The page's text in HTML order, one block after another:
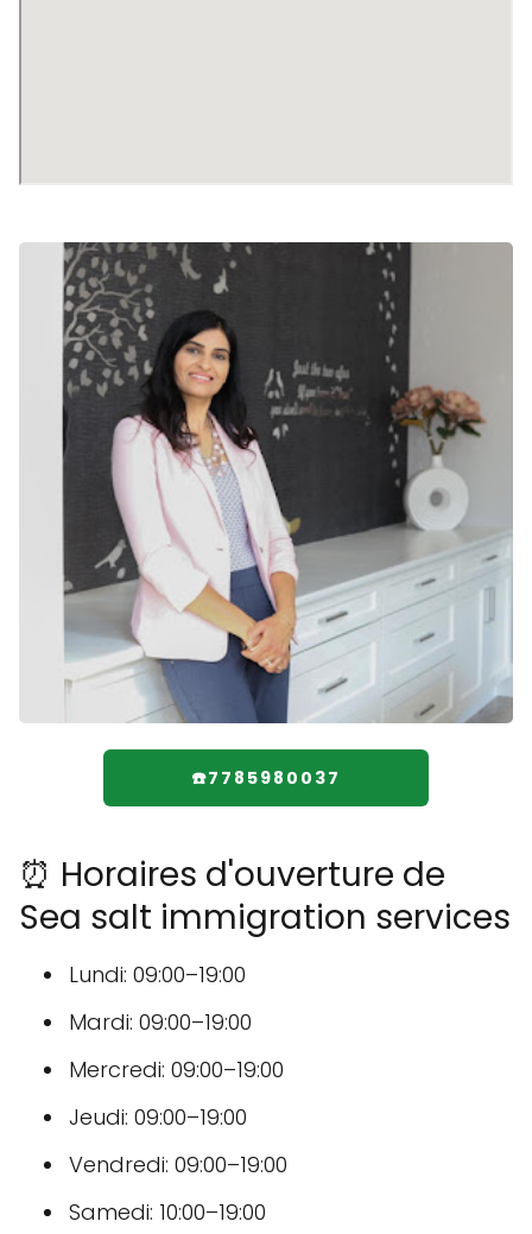
☎️7785980037
⏰ Horaires d'ouverture de
Sea salt immigration services
Lundi: 09:00–19:00
Mardi: 09:00–19:00
Mercredi: 09:00–19:00
Jeudi: 09:00–19:00
Vendredi: 09:00–19:00
Samedi: 10:00–19:00